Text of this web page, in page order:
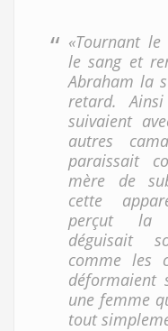
«Tournant
le sang et
Abraham la
retard.
suivaient
autres
paraissait
mère de
cette
perçut la
déguisait
comme les
déformaient
une femme
tout